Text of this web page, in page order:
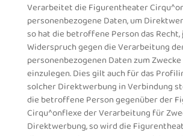
Verarbeitet die Figurentheater
personenbezogene Daten, um
so hat die betroffene Person das
Widerspruch gegen die Verarbeitung
personenbezogenen Daten zum
einzulegen. Dies gilt auch für das
solcher Direktwerbung in Verbindung
die betroffene Person gegenüber der
Cirqu^onflexe der Verarbeitung für
Direktwerbung, so wird die